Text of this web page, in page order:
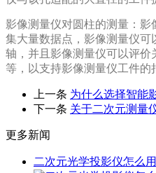
影像测量仪对圆柱的测量
集大量数据点，影像测量
轴，并且影像测量仪可以评
等，以支持影像测量仪工件的拟
上一条 为什么选择智能影
下一条 关于二次元测量仪
更多新闻
二次元光学投影仪怎么